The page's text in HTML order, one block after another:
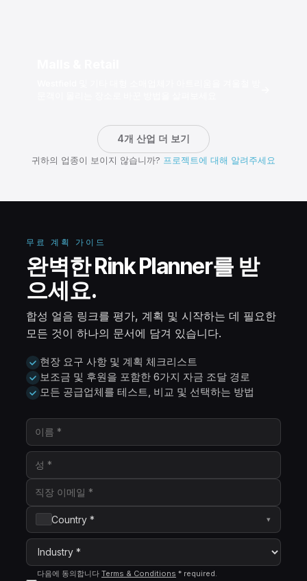
4개 산업 더 보기
귀하의 업종이 보이지 않습니까? 프로젝트에 대해 알려주세요
무료 계획 가이드
완벽한 Rink Planner를 받
으세요.
합성 얼음 링크를 평가, 계획 및 시작하는 데 필요한
모든 것이 하나의 문서에 담겨 있습니다.
현장 요구 사항 및 계획 체크리스트
보조금 및 후원을 포함한 6가지 자금 조달 경로
모든 공급업체를 테스트, 비교 및 선택하는 방법
Country * ▾
다음에 동의합니다 Terms & Conditions * required